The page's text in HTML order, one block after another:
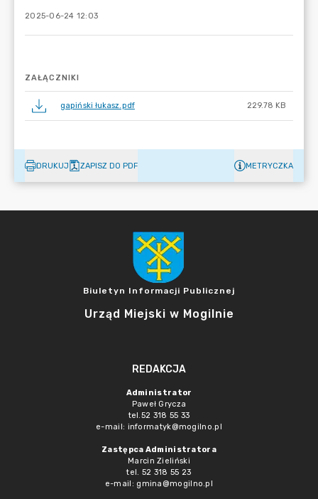
2025-06-24 12:03
ZAŁĄCZNIKI
gapiński łukasz.pdf 229.78 KB
DRUKUJ ZAPISZ DO PDF METRYCZKA
Biuletyn Informacji Publicznej
Urząd Miejski w Mogilnie
REDAKCJA
Administrator
Paweł Grycza
tel.52 318 55 33
e-mail: informatyk@mogilno.pl
Zastępca Administratora
Marcin Zieliński
tel. 52 318 55 23
e-mail: gmina@mogilno.pl